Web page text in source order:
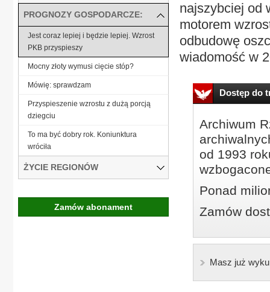
najszybciej od
motorem
odbudowę
wiadomość w
Dostęp do
Archiwum
od 1993
Ponad
Zamów
Masz już
PROGNOZY GOSPODARCZE:
Jest coraz lepiej i będzie lepiej. Wzrost
PKB przyspieszy
Mocny złoty wymusi cięcie stóp?
Mówię: sprawdzam
Przyspieszenie wzrostu z dużą porcją
dziegciu
To ma być dobry rok. Koniunktura
wróciła
ŻYCIE REGIONÓW
Zamów abonament